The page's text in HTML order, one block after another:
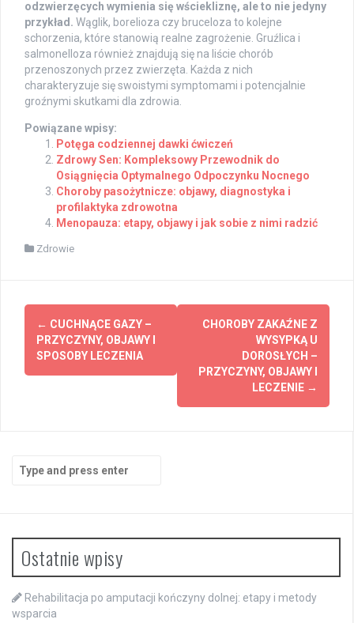
odzwierzęcych wymienia się wściekliznę, ale to nie jedyny
przykład. Wąglik, borelioza czy bruceloza to kolejne
schorzenia, które stanowią realne zagrożenie. Gruźlica i
salmonelloza również znajdują się na liście chorób
przenoszonych przez zwierzęta. Każda z nich
charakteryzuje się swoistymi symptomami i potencjalnie
groźnymi skutkami dla zdrowia.
Powiązane wpisy:
Potęga codziennej dawki ćwiczeń
Zdrowy Sen: Kompleksowy Przewodnik do
Osiągnięcia Optymalnego Odpoczynku Nocnego
Choroby pasożytnicze: objawy, diagnostyka i
profilaktyka zdrowotna
Menopauza: etapy, objawy i jak sobie z nimi radzić
Zdrowie
Post
navigation
← CUCHNĄCE GAZY –
PRZYCZYNY, OBJAWY I
SPOSOBY LECZENIA
CHOROBY ZAKAŹNE Z
WYSYPKĄ U
DOROSŁYCH –
PRZYCZYNY, OBJAWY I
LECZENIE →
Search
for:
Ostatnie wpisy
Rehabilitacja po amputacji kończyny dolnej: etapy i metody
wsparcia